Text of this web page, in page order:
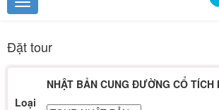
Đặt tour
NHẬT BẢN CUNG ĐƯỜNG CỔ TÍCH
Loại